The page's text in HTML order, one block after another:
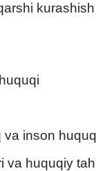
va inson
va huquqiy